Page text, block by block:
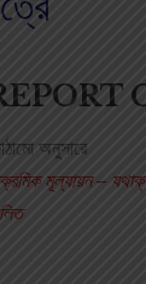
অনুসারে
মূল্যায়ন –